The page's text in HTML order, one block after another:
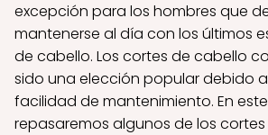
excepción para los hombres que
mantenerse al día con los últimos
de cabello. Los cortes de cabello
sido una elección popular debido
facilidad de mantenimiento. En
repasaremos algunos de los